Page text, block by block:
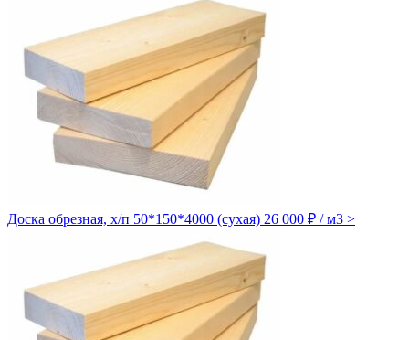
Доска обрезная, х/п 50*150*4000 (сухая) 26 000 ₽ / м3 >